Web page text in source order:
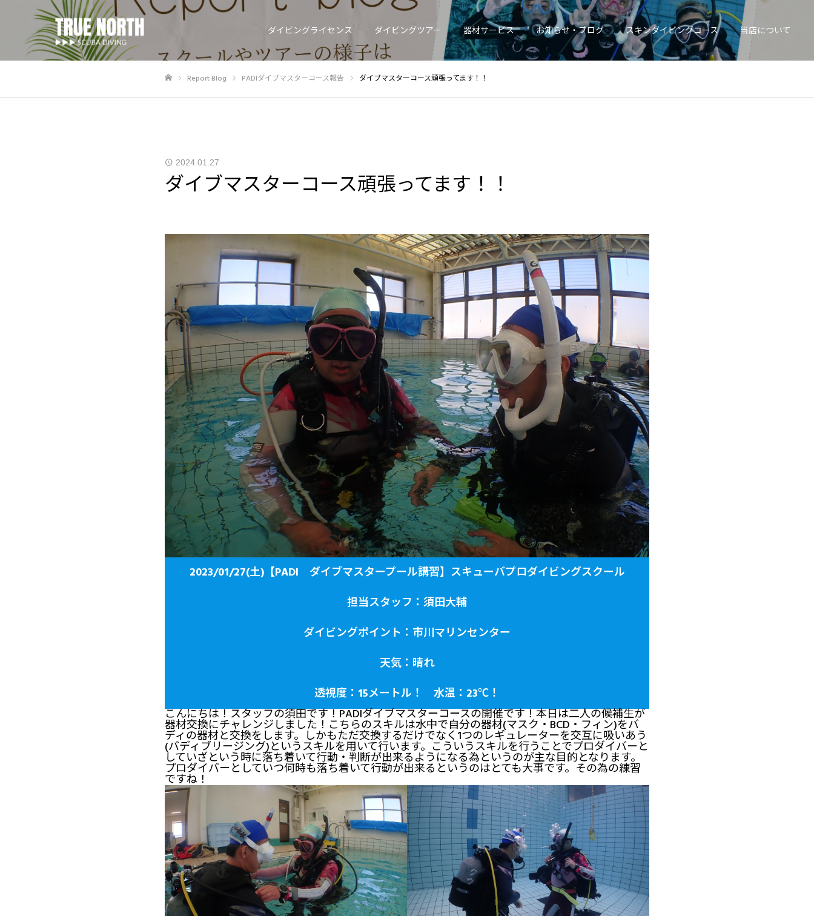
ダイビングライセンス ダイビングツアー 器材サービス お知らせ・ブログ スキンダイビングコース 当店について
Report Blog PADIダイブマスターコース報告 ダイブマスターコース頑張ってます！！
2024.01.27
ダイブマスターコース頑張ってます！！
2023/01/27(土)【PADI ダイブマスタープール講習】スキューバプロダイビングスクール
担当スタッフ：須田大輔
ダイビングポイント：市川マリンセンター
天気：晴れ
透視度：15メートル！ 水温：23℃！
こんにちは！スタッフの須田です！PADIダイブマスターコースの開催です！本日は二人の候補生が
器材交換にチャレンジしました！こちらのスキルは水中で自分の器材(マスク・BCD・フィン)をバ
ディの器材と交換をします。しかもただ交換するだけでなく1つのレギュレーターを交互に吸いあう
(バディブリージング)というスキルを用いて行います。こういうスキルを行うことでプロダイバーと
していざという時に落ち着いて行動・判断が出来るようになる為というのが主な目的となります。
プロダイバーとしていつ何時も落ち着いて行動が出来るというのはとても大事です。その為の練習
ですね！